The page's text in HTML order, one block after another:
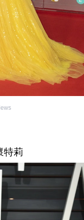
特莉